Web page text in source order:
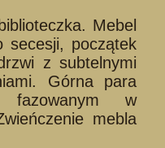
Mebel
secesji, początek
z subtelnymi
Górna para
fazowanym w
mebla